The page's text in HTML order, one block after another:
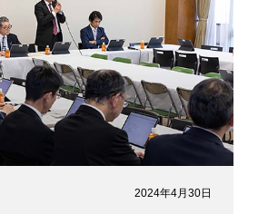
2024年4月30日